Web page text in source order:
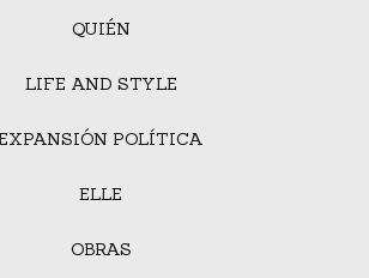
QUIÉN
LIFE AND STYLE
POLÍTICA
ELLE
OBRAS